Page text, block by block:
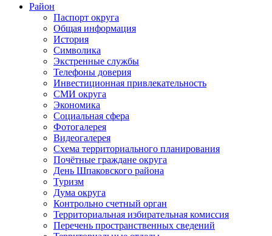
Район
Паспорт округа
Общая информация
История
Символика
Экстренные службы
Телефоны доверия
Инвестиционная привлекательность
СМИ округа
Экономика
Социальная сфера
Фотогалерея
Видеогалерея
Схема территориального планирования
Почётные граждане округа
День Шпаковского района
Туризм
Дума округа
Контрольно счетный орган
Территориальная избирательная комиссия
Перечень пространственных сведений